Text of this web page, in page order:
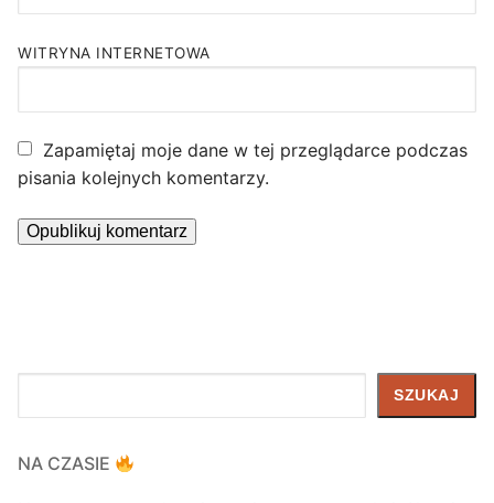
WITRYNA INTERNETOWA
Zapamiętaj moje dane w tej przeglądarce podczas
pisania kolejnych komentarzy.
SZUKAJ
NA CZASIE